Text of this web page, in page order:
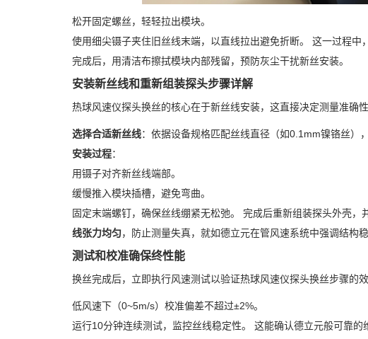
松开固定螺丝，轻轻拉出模块。
使用细尖镊子夹住旧丝线末端，以直线拉出避免折断。 这一过程中，
完成后，用清洁布擦拭模块内部残留，预防灰尘干扰新丝安装。
安装新丝线和重新组装探头步骤详解
热球风速仪探头换丝的核心在于新丝线安装，这直接决定测量准确性
选择合适新丝线：依据设备规格匹配丝线直径（如0.1mm镍铬丝）
安装过程：
用镊子对齐新丝线端部。
缓慢推入模块插槽，避免弯曲。
固定末端螺钉，确保丝线绷紧无松弛。 完成后重新组装探头外壳
线张力均匀，防止测量失真，就如德立元在管风速系统中强调结构稳
测试和校准确保终性能
换丝完成后，立即执行风速测试以验证热球风速仪探头换丝步骤的
低风速下（0~5m/s）校准偏差不超过±2%。
运行10分钟连续测试，监控丝线稳定性。 这能确认德立元般可靠的